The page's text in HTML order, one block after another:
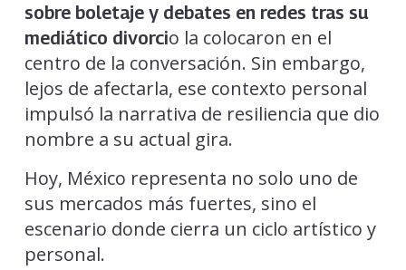
sobre boletaje y debates en redes tras su
mediático divorcio la colocaron en el
centro de la conversación. Sin embargo,
lejos de afectarla, ese contexto personal
impulsó la narrativa de resiliencia que dio
nombre a su actual gira.
Hoy, México representa no solo uno de
sus mercados más fuertes, sino el
escenario donde cierra un ciclo artístico y
personal.